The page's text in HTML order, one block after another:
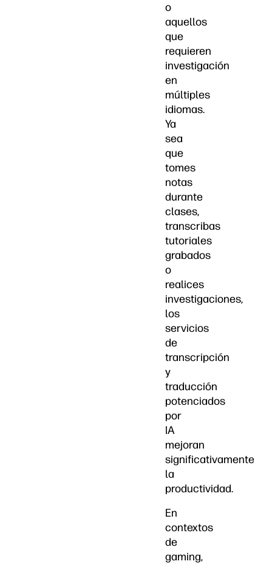
o
aquellos
que
requieren
investigación
en
múltiples
idiomas.
Ya
sea
que
tomes
notas
durante
clases,
transcribas
tutoriales
grabados
o
realices
investigaciones,
los
servicios
de
transcripción
y
traducción
potenciados
por
IA
mejoran
significativamente
la
productividad.
En
contextos
de
gaming,